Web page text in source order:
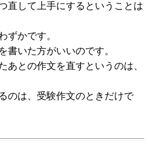
直して上手にするということは
ずかです。
いた方がいいのです。
との作文を直すというのは、
のは、受験作文のときだけで